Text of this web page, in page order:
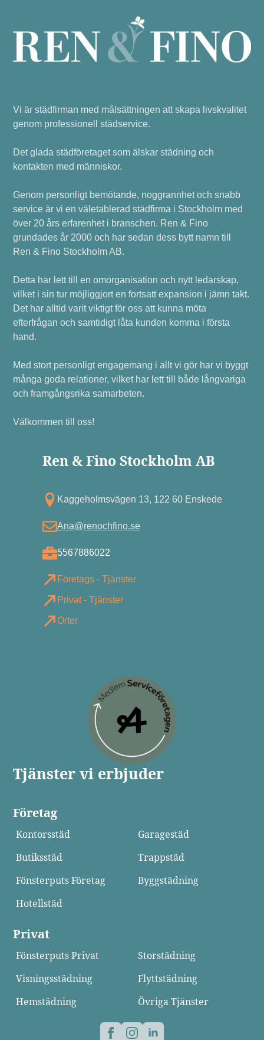
Vi är städfirman med målsättningen att skapa livskvalitet
genom professionell städservice.
Det glada städföretaget som älskar städning och
kontakten med människor.
Genom personligt bemötande, noggrannhet och snabb
service är vi en väletablerad städfirma i Stockholm med
över 20 års erfarenhet i branschen. Ren & Fino
grundades år 2000 och har sedan dess bytt namn till
Ren & Fino Stockholm AB.
Detta har lett till en omorganisation och nytt ledarskap,
vilket i sin tur möjliggjort en fortsatt expansion i jämn takt.
Det har alltid varit viktigt för oss att kunna möta
efterfrågan och samtidigt låta kunden komma i första
hand.
Med stort personligt engagemang i allt vi gör har vi byggt
många goda relationer, vilket har lett till både långvariga
och framgångsrika samarbeten.
Välkommen till oss!
Ren & Fino Stockholm AB
Kagg eholmsvägen 13, 122 60 Enskede
Ana@renochfino.se
5567886022
Företags - Tjänster
Privat - Tjänster
Orter
Tjänster vi erbjuder
Företag
Kontorsstäd
Garagestäd
Butiksstäd
Trappstäd
Fönsterputs Företag
Byggstädning
Hotellstäd
Privat
Fönsterputs Privat
Storstädning
Visningsstädning
Flyttstädning
Hemstädning
Övriga Tjänster